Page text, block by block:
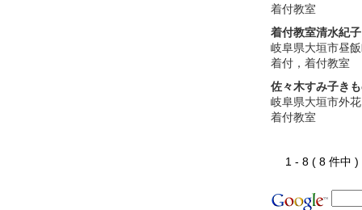
着付教室
着付教室清水紀子
岐阜県大垣市昼
着付，着付教室
佐々木すみ子き
岐阜県大垣市外
着付教室
1 - 8 ( 8 件